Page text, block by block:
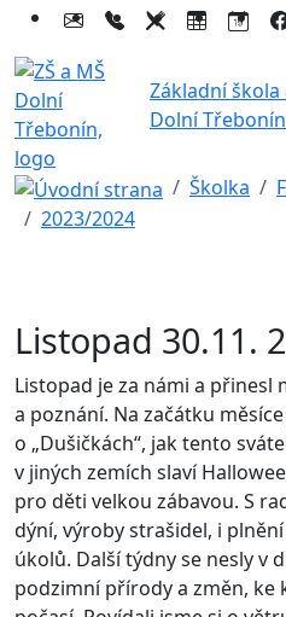
Základní
Dolní Třebonín
Školka
2023/2024
Listopad 30.11.
Listopad je za námi a přinesl
a poznání. Na začátku
o „Dušičkách“, jak tento
v jiných zemích slaví
pro děti velkou zábavou. S
dýní, výroby strašidel, i
úkolů. Další týdny se nesly v
podzimní přírody a změn, ke